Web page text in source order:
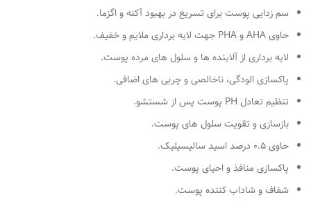
سم زدایی پوست برای تسریع در بهبود آکنه و اگزما.
حاوی AHA و PHA جهت لایه برداری ملایم و خفیف.
لایه برداری از آلاینده ها و سلول های مرده پوست.
پاکسازی الودگی، ناخالصی و چربی های اضافی.
تنظیم تعادل PH پوست پس از شستشو.
بازسازی و تقویت سلول های پوست.
حاوی ۰.۵ درصد اسید سالیسیلیک.
پاکسازی منافذ و احیای پوست.
شفاف و شاداب کننده پوست.